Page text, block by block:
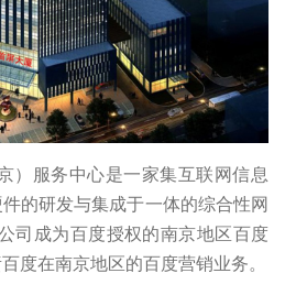
服务中心是一家集互联网信息
的研发与集成于一体的综合性网
司成为百度授权的南京地区百度
度在南京地区的百度营销业务。